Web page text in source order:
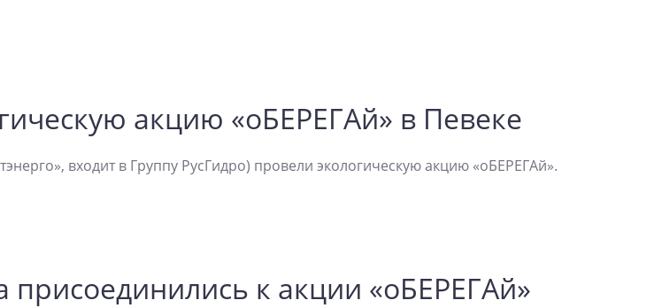
акцию «оБЕРЕГАй» в Певеке
входит в Группу РусГидро) провели экологическую акцию «оБЕРЕГАй».
присоединились к акции «оБЕРЕГАй»